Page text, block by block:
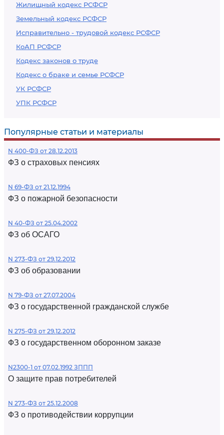
Жилищный кодекс РСФСР
Земельный кодекс РСФСР
Исправительно - трудовой кодекс РСФСР
КоАП РСФСР
Кодекс законов о труде
Кодекс о браке и семье РСФСР
УК РСФСР
УПК РСФСР
Популярные статьи и материалы
N 400-ФЗ от 28.12.2013
ФЗ о страховых пенсиях
N 69-ФЗ от 21.12.1994
ФЗ о пожарной безопасности
N 40-ФЗ от 25.04.2002
ФЗ об ОСАГО
N 273-ФЗ от 29.12.2012
ФЗ об образовании
N 79-ФЗ от 27.07.2004
ФЗ о государственной гражданской службе
N 275-ФЗ от 29.12.2012
ФЗ о государственном оборонном заказе
N2300-1 от 07.02.1992 ЗППП
О защите прав потребителей
N 273-ФЗ от 25.12.2008
ФЗ о противодействии коррупции